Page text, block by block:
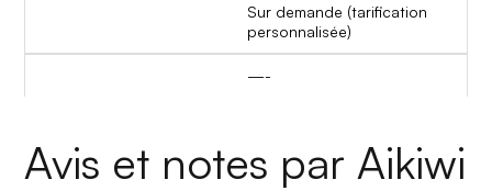
Sur demande (tarification
personnalisée)
—-
Avis et notes par Aikiwi